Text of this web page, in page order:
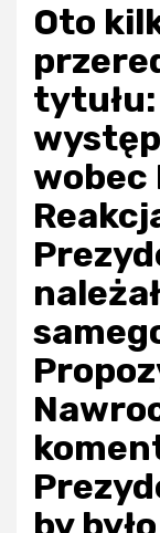
Oto
tytułu:
wobec